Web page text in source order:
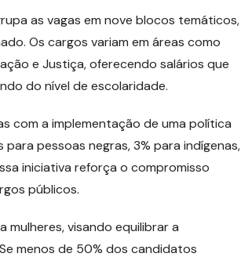
as vagas em nove blocos temáticos,
Os cargos variam em áreas como
e Justiça, oferecendo salários que
do nível de escolaridade.
com a implementação de uma política
pessoas negras, 3% para indígenas,
iniciativa reforça o compromisso
públicos.
mulheres, visando equilibrar a
menos de 50% dos candidatos